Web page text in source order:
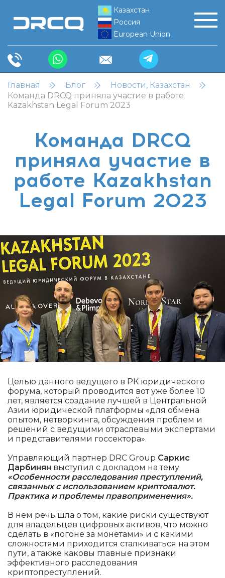
Казахстан
Россия
European Union
Главная Блог
Новости, Казахстан
Команда DRCQ приняла участие в работе
Kazakhstan Legal Forum 2023
Команда DRCQ
приняла участие в
работе Kazakhstan
Legal Forum 2023
Целью данного ведущего в РК юридического
форума, который проводится вот уже более 10
лет, является создание лучшей в Центральной
Азии юридической платформы «для обмена
опытом, нетворкинга, обсуждения проблем и
решений с ведущими отраслевыми экспертами
и представителями госсектора».
Управляющий партнер DRC Group Саркис
Дарбинян выступил с докладом на тему
«Особенности расследования преступлений,
связанных с использованием криптовалют.
Практика и проблемы правоприменения».
В нем речь шла о том, какие риски существуют
для владельцев цифровых активов, что можно
сделать в «погоне за монетами» и с какими
сложностями приходится сталкиваться на этом
пути, а также каковы главные признаки
эффективного расследования
криптопреступлений.